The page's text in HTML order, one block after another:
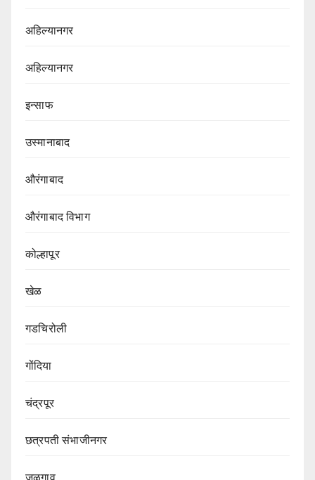
अहिल्यानगर
अहिल्यानगर
इन्साफ
उस्मानाबाद
औरंगाबाद
औरंगाबाद विभाग‌
कोल्हापूर
खेळ
गडचिरोली
गोंदिया
चंद्रपूर
छत्रपती संभाजीनगर
जळगाव